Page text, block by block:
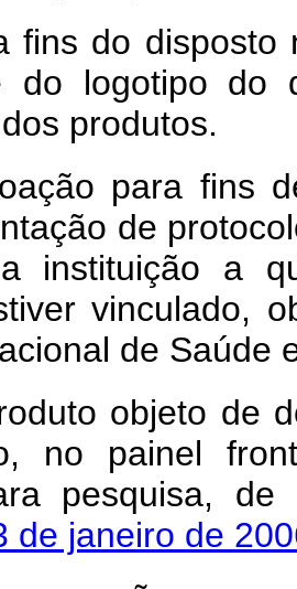
fins do
do logotipo do
produtos.
para fins
de
instituição a
vinculado,
de Saúde
objeto de
no painel
pesquisa,
de janeiro de